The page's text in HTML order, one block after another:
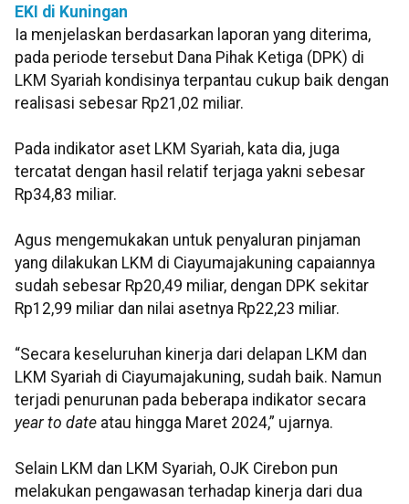
EKI di Kuningan
Ia menjelaskan berdasarkan laporan yang diterima,
pada periode tersebut Dana Pihak Ketiga (DPK) di
LKM Syariah kondisinya terpantau cukup baik dengan
realisasi sebesar Rp21,02 miliar.
Pada indikator aset LKM Syariah, kata dia, juga
tercatat dengan hasil relatif terjaga yakni sebesar
Rp34,83 miliar.
Agus mengemukakan untuk penyaluran pinjaman
yang dilakukan LKM di Ciayumajakuning capaiannya
sudah sebesar Rp20,49 miliar, dengan DPK sekitar
Rp12,99 miliar dan nilai asetnya Rp22,23 miliar.
“Secara keseluruhan kinerja dari delapan LKM dan
LKM Syariah di Ciayumajakuning, sudah baik. Namun
terjadi penurunan pada beberapa indikator secara
year to date atau hingga Maret 2024,” ujarnya.
Selain LKM dan LKM Syariah, OJK Cirebon pun
melakukan pengawasan terhadap kinerja dari dua